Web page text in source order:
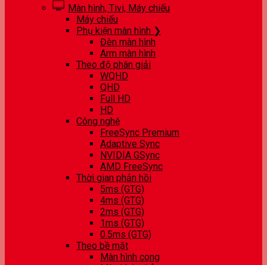
Màn hình, Tivi, Máy chiếu
Máy chiếu
Phụ kiện màn hình ❯
Đèn màn hình
Arm màn hình
Theo độ phân giải
WQHD
QHD
Full HD
HD
Công nghệ
FreeSync Premium
Adaptive Sync
NVIDIA GSync
AMD FreeSync
Thời gian phản hồi
5ms (GTG)
4ms (GTG)
2ms (GTG)
1ms (GTG)
0.5ms (GTG)
Theo bề mặt
Màn hình cong